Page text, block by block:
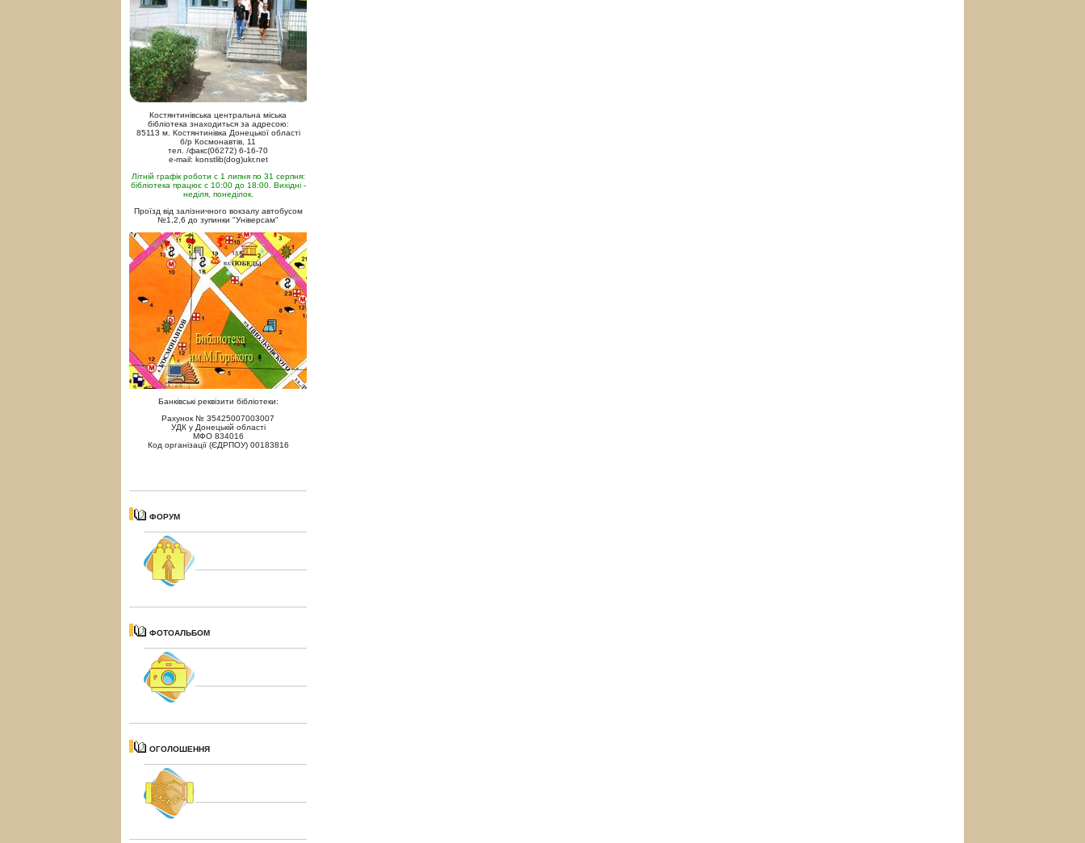
Костянтинівська центральна міська
бібліотека знаходиться за адресою:
85113 м. Костянтинівка Донецької області
б/р Космонавтів, 11
тел. /факс(06272) 6-16-70
e-mail: konstlib(dog)ukr.net
Літній графік роботи с 1 липня по 31 серпня:
бібліотека працює с 10:00 до 18:00. Вихідні -
неділя, понеділок.
Проїзд від залізничного вокзалу автобусом
№1,2,6 до зупинки "Універсам"
Банківські реквізити бібліотеки:
Рахунок № 35425007003007
УДК у Донецькій області
МФО 834016
Код організації (ЄДРПОУ) 00183816
ФОРУМ
ФОТОАЛЬБОМ
ОГОЛОШЕННЯ